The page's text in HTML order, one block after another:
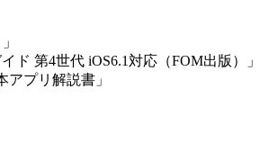
ド 第4世代 iOS6.1対応（FOM出版）」
アプリ解説書」